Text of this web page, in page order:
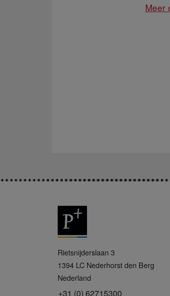
Meer
+
Rietsnijderslaan 3
1394 LC Nederhorst den Berg
Nederland
+31 (0) 62715300